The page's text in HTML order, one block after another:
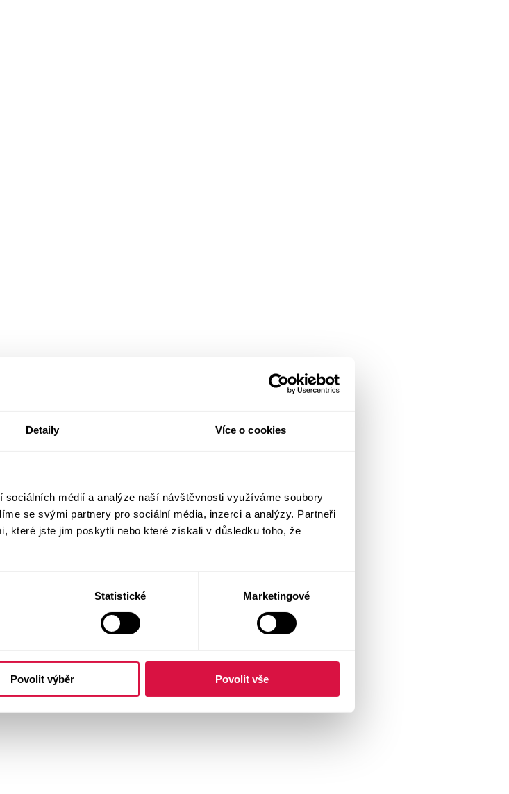
Detaily Více o cookies
médií a analýze naší návštěvnosti využíváme soubory
se svými partnery pro sociální média, inzerci a analýzy. Partneři
které jste jim poskytli nebo které získali v důsledku toho, že
Statistické Marketingové
Povolit výběr Povolit vše